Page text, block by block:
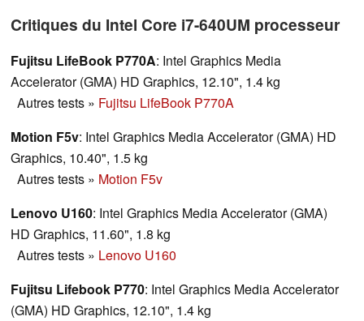
Critiques du Intel Core i7-640UM processeur
Fujitsu LifeBook P770A: Intel Graphics Media
Accelerator (GMA) HD Graphics, 12.10", 1.4 kg
Autres tests » Fujitsu LifeBook P770A
Motion F5v: Intel Graphics Media Accelerator (GMA) HD
Graphics, 10.40", 1.5 kg
Autres tests » Motion F5v
Lenovo U160: Intel Graphics Media Accelerator (GMA)
HD Graphics, 11.60", 1.8 kg
Autres tests » Lenovo U160
Fujitsu Lifebook P770: Intel Graphics Media Accelerator
(GMA) HD Graphics, 12.10", 1.4 kg